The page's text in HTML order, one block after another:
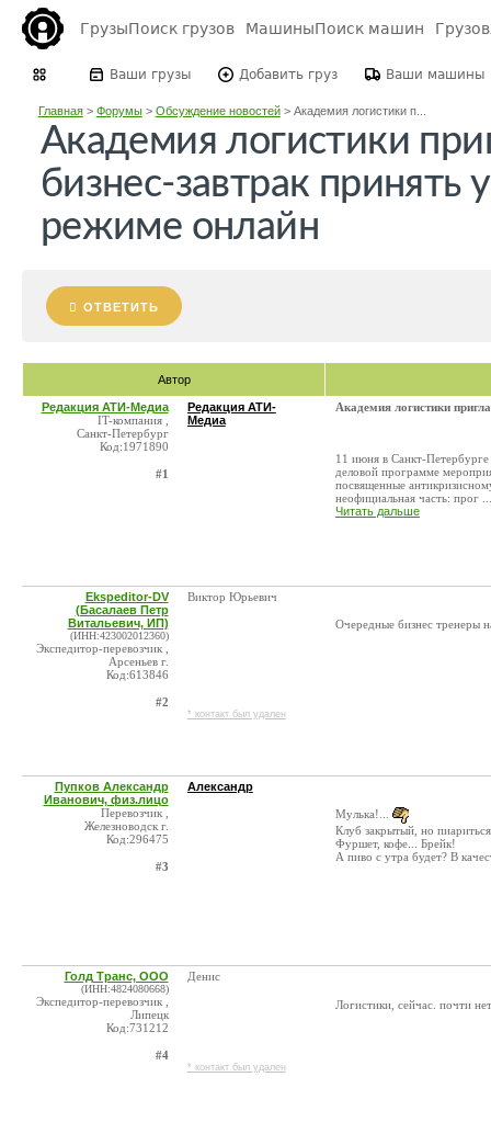
ГрузыПоиск грузов МашиныПоиск машин
Ваши грузы Добавить груз Ваши машины
Главная> Форумы> Обсуждение новостей> Академия логистики п...
Академия логистики
бизнес-завтрак принять
режиме онлайн
ОТВЕТИТЬ
Автор
Редакция АТИ-Медиа
IT-компания ,
Санкт-Петербург
Код:1971890
#1
Редакция АТИ-
Медиа
Академия логистики
11 июня в Санкт-Петербурге
деловой программе
посвященные
неофициальная часть: прог ...
Читать дальше
Ekspeditor-DV
(Басалаев Петр
Витальевич, ИП)
(ИНН:423002012360)
Экспедитор-перевозчик ,
Арсеньев г.
Код:613846
#2
Виктор Юрьевич
* контакт был удален
Очередные бизнес тренеры
Пупков Александр
Иванович, физ.лицо
Перевозчик ,
Железноводск г.
Код:296475
#3
Александр
Мулька!...
Клуб закрытый, но
Фуршет, кофе... Брейк!
А пиво с утра будет? В
Голд Транс, ООО
(ИНН:4824080668)
Экспедитор-перевозчик ,
Липецк
Код:731212
#4
Денис
* контакт был удален
Логистики, сейчас. почти